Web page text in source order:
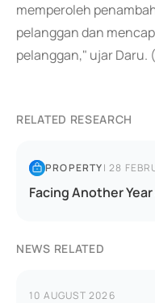
memperoleh
pelanggan dan
pelanggan," ujar Daru.
RELATED RESEARCH
PROPERTY|28
Facing Another
NEWS RELATED
10 AUGUST 2026